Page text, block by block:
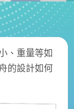
、重量等如
的設計如何